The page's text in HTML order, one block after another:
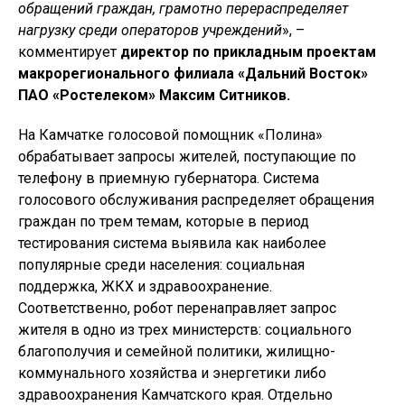
обращений граждан, грамотно перераспределяет
нагрузку среди операторов учреждений», –
комментирует директор по прикладным проектам
макрорегионального филиала «Дальний Восток»
ПАО «Ростелеком» Максим Ситников.
На Камчатке голосовой помощник «Полина»
обрабатывает запросы жителей, поступающие по
телефону в приемную губернатора. Система
голосового обслуживания распределяет обращения
граждан по трем темам, которые в период
тестирования система выявила как наиболее
популярные среди населения: социальная
поддержка, ЖКХ и здравоохранение.
Соответственно, робот перенаправляет запрос
жителя в одно из трех министерств: социального
благополучия и семейной политики, жилищно-
коммунального хозяйства и энергетики либо
здравоохранения Камчатского края. Отдельно